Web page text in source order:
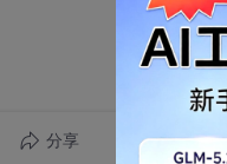
分享 转发到动态